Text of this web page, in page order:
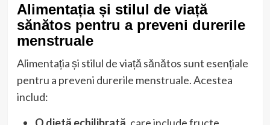
Alimentația și stilul de viață
sănătos pentru a preveni durerile
menstruale
Alimentația și stilul de viață sănătos sunt esențiale
pentru a preveni durerile menstruale. Acestea
includ: